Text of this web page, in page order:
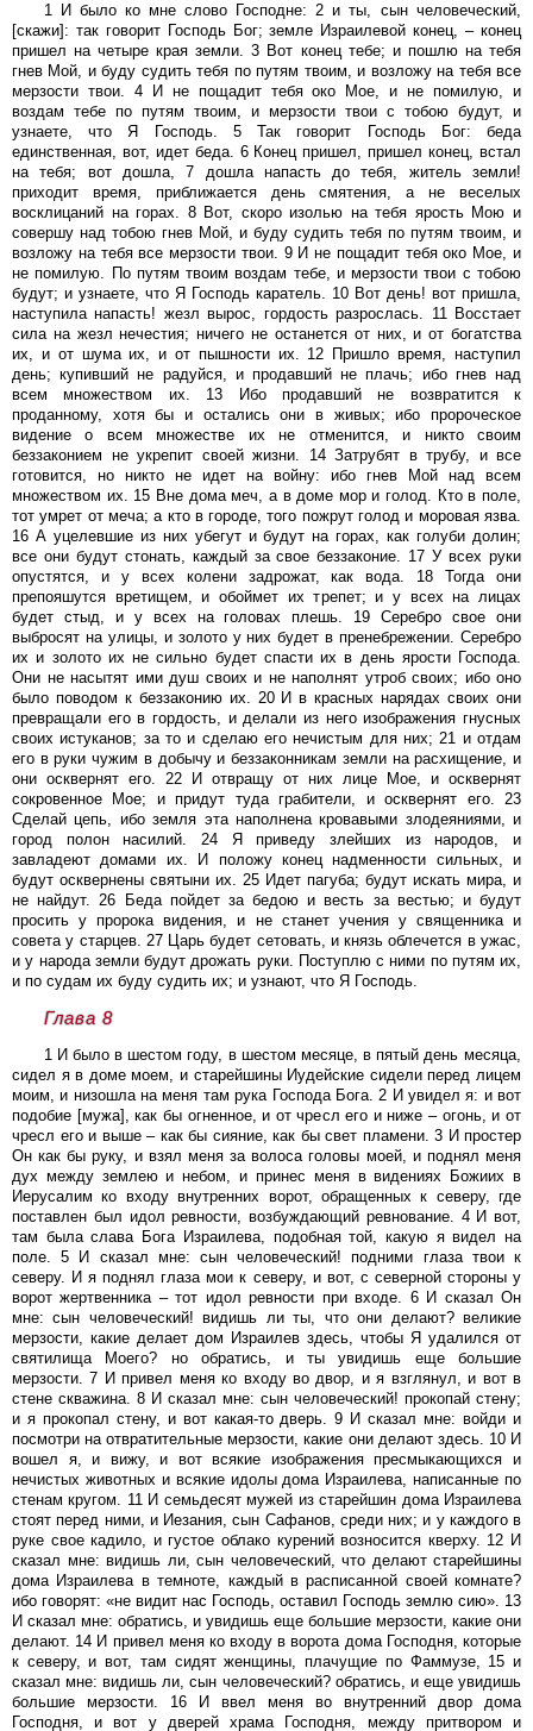
1 И было ко мне слово Господне: 2 и ты, сын человеческий,
[скажи]: так говорит Господь Бог; земле Израилевой конец, – конец
пришел на четыре края земли. 3 Вот конец тебе; и пошлю на тебя
гнев Мой, и буду судить тебя по путям твоим, и возложу на тебя все
мерзости твои. 4 И не пощадит тебя око Мое, и не помилую, и
воздам тебе по путям твоим, и мерзости твои с тобою будут, и
узнаете, что Я Господь. 5 Так говорит Господь Бог: беда
единственная, вот, идет беда. 6 Конец пришел, пришел конец, встал
на тебя; вот дошла, 7 дошла напасть до тебя, житель земли!
приходит время, приближается день смятения, а не веселых
восклицаний на горах. 8 Вот, скоро изолью на тебя ярость Мою и
совершу над тобою гнев Мой, и буду судить тебя по путям твоим, и
возложу на тебя все мерзости твои. 9 И не пощадит тебя око Мое, и
не помилую. По путям твоим воздам тебе, и мерзости твои с тобою
будут; и узнаете, что Я Господь каратель. 10 Вот день! вот пришла,
наступила напасть! жезл вырос, гордость разрослась. 11 Восстает
сила на жезл нечестия; ничего не останется от них, и от богатства
их, и от шума их, и от пышности их. 12 Пришло время, наступил
день; купивший не радуйся, и продавший не плачь; ибо гнев над
всем множеством их. 13 Ибо продавший не возвратится к
проданному, хотя бы и остались они в живых; ибо пророческое
видение о всем множестве их не отменится, и никто своим
беззаконием не укрепит своей жизни. 14 Затрубят в трубу, и все
готовится, но никто не идет на войну: ибо гнев Мой над всем
множеством их. 15 Вне дома меч, а в доме мор и голод. Кто в поле,
тот умрет от меча; а кто в городе, того пожрут голод и моровая язва.
16 А уцелевшие из них убегут и будут на горах, как голуби долин;
все они будут стонать, каждый за свое беззаконие. 17 У всех руки
опустятся, и у всех колени задрожат, как вода. 18 Тогда они
препояшутся вретищем, и обоймет их трепет; и у всех на лицах
будет стыд, и у всех на головах плешь. 19 Серебро свое они
выбросят на улицы, и золото у них будет в пренебрежении. Серебро
их и золото их не сильно будет спасти их в день ярости Господа.
Они не насытят ими душ своих и не наполнят утроб своих; ибо оно
было поводом к беззаконию их. 20 И в красных нарядах своих они
превращали его в гордость, и делали из него изображения гнусных
своих истуканов; за то и сделаю его нечистым для них; 21 и отдам
его в руки чужим в добычу и беззаконникам земли на расхищение, и
они осквернят его. 22 И отвращу от них лице Мое, и осквернят
сокровенное Мое; и придут туда грабители, и осквернят его. 23
Сделай цепь, ибо земля эта наполнена кровавыми злодеяниями, и
город полон насилий. 24 Я приведу злейших из народов, и
завладеют домами их. И положу конец надменности сильных, и
будут осквернены святыни их. 25 Идет пагуба; будут искать мира, и
не найдут. 26 Беда пойдет за бедою и весть за вестью; и будут
просить у пророка видения, и не станет учения у священника и
совета у старцев. 27 Царь будет сетовать, и князь облечется в ужас,
и у народа земли будут дрожать руки. Поступлю с ними по путям их,
и по судам их буду судить их; и узнают, что Я Господь.
Глава 8
1 И было в шестом году, в шестом месяце, в пятый день месяца,
сидел я в доме моем, и старейшины Иудейские сидели перед лицем
моим, и низошла на меня там рука Господа Бога. 2 И увидел я: и вот
подобие [мужа], как бы огненное, и от чресл его и ниже – огонь, и от
чресл его и выше – как бы сияние, как бы свет пламени. 3 И простер
Он как бы руку, и взял меня за волоса головы моей, и поднял меня
дух между землею и небом, и принес меня в видениях Божиих в
Иерусалим ко входу внутренних ворот, обращенных к северу, где
поставлен был идол ревности, возбуждающий ревнование. 4 И вот,
там была слава Бога Израилева, подобная той, какую я видел на
поле. 5 И сказал мне: сын человеческий! подними глаза твои к
северу. И я поднял глаза мои к северу, и вот, с северной стороны у
ворот жертвенника – тот идол ревности при входе. 6 И сказал Он
мне: сын человеческий! видишь ли ты, что они делают? великие
мерзости, какие делает дом Израилев здесь, чтобы Я удалился от
святилища Моего? но обратись, и ты увидишь еще большие
мерзости. 7 И привел меня ко входу во двор, и я взглянул, и вот в
стене скважина. 8 И сказал мне: сын человеческий! прокопай стену;
и я прокопал стену, и вот какая-то дверь. 9 И сказал мне: войди и
посмотри на отвратительные мерзости, какие они делают здесь. 10 И
вошел я, и вижу, и вот всякие изображения пресмыкающихся и
нечистых животных и всякие идолы дома Израилева, написанные по
стенам кругом. 11 И семьдесят мужей из старейшин дома Израилева
стоят перед ними, и Иезания, сын Сафанов, среди них; и у каждого в
руке свое кадило, и густое облако курений возносится кверху. 12 И
сказал мне: видишь ли, сын человеческий, что делают старейшины
дома Израилева в темноте, каждый в расписанной своей комнате?
ибо говорят: «не видит нас Господь, оставил Господь землю сию». 13
И сказал мне: обратись, и увидишь еще большие мерзости, какие они
делают. 14 И привел меня ко входу в ворота дома Господня, которые
к северу, и вот, там сидят женщины, плачущие по Фаммузе, 15 и
сказал мне: видишь ли, сын человеческий? обратись, и еще увидишь
большие мерзости. 16 И ввел меня во внутренний двор дома
Господня, и вот у дверей храма Господня, между притвором и